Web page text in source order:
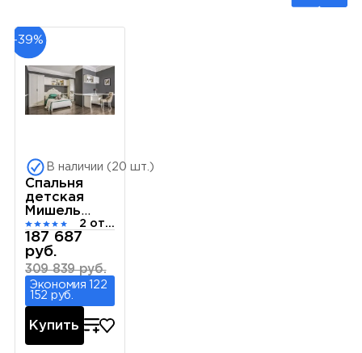
-39%
В наличии (20 шт.)
Спальня
детская
Мишель
белый
матовый
2 отзыва
187 687
руб.
309 839 руб.
Экономия 122
152 руб.
Купить